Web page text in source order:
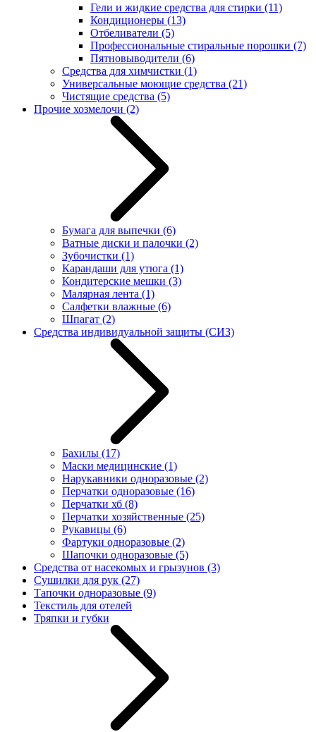
Гели и жидкие средства для стирки (11)
Кондиционеры (13)
Отбеливатели (5)
Профессиональные стиральные порошки (7)
Пятновыводители (6)
Средства для химчистки (1)
Универсальные моющие средства (21)
Чистящие средства (5)
Прочие хозмелочи (2)
Бумага для выпечки (6)
Ватные диски и палочки (2)
Зубочистки (1)
Карандаши для утюга (1)
Кондитерские мешки (3)
Малярная лента (1)
Салфетки влажные (6)
Шпагат (2)
Средства индивидуальной защиты (СИЗ)
Бахилы (17)
Маски медицинские (1)
Нарукавники одноразовые (2)
Перчатки одноразовые (16)
Перчатки хб (8)
Перчатки хозяйственные (25)
Рукавицы (6)
Фартуки одноразовые (2)
Шапочки одноразовые (5)
Средства от насекомых и грызунов (3)
Сушилки для рук (27)
Тапочки одноразовые (9)
Текстиль для отелей
Тряпки и губки